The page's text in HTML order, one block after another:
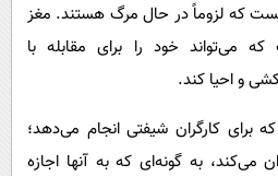
که لزوماً در حال مرگ هستند. مغز
می‌تواند خود را برای مقابله با
و احیا کند.
کارگران شیفتی انجام می‌دهد؛
می‌کند، به گونه‌ای که به آنها اجازه